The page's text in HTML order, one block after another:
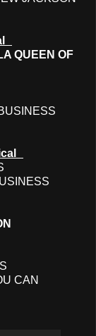
QUEEN OF
CAN